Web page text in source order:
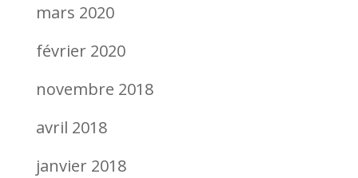
mars 2020
février 2020
novembre 2018
avril 2018
janvier 2018